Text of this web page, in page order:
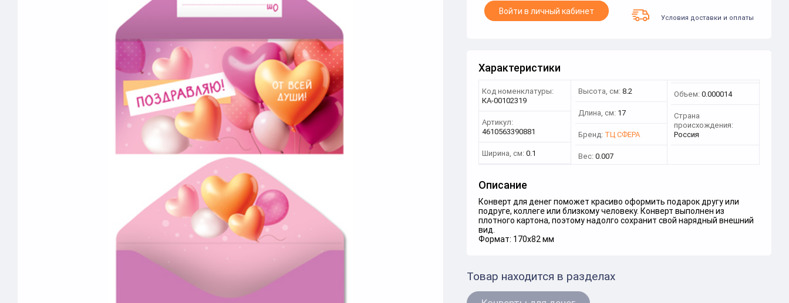
Войти в личный кабинет
Условия доставки и оплаты
Характеристики
Код номенклатуры:
КА-00102319
Артикул:
4610563390881
Ширина, см: 0.1
Высота, см: 8.2
Длина, см: 17
Бренд: ТЦ СФЕРА
Вес: 0.007
Объем: 0.000014
Страна
происхождения:
Россия
Описание
Конверт для денег поможет красиво оформить подарок другу или
подруге, коллеге или близкому человеку. Конверт выполнен из
плотного картона, поэтому надолго сохранит свой нарядный внешний
вид.
Формат: 170х82 мм
Товар находится в разделах